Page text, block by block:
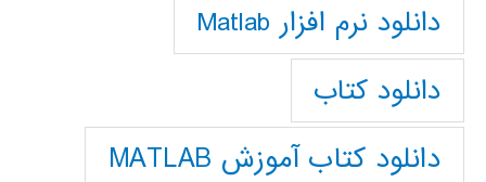
دانلود نرم افزار Matlab
دانلود کتاب
دانلود کتاب آموزش MATLAB